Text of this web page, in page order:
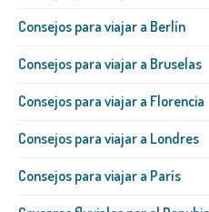
Consejos para viajar a Berlín
Consejos para viajar a Bruselas
Consejos para viajar a Florencia
Consejos para viajar a Londres
Consejos para viajar a París